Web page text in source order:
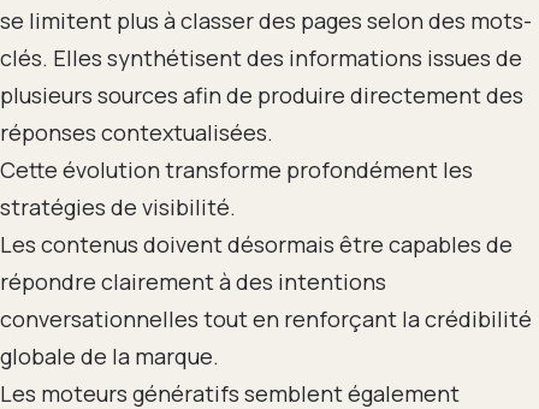
se limitent plus à classer des pages selon des mots-
clés. Elles synthétisent des informations issues de
plusieurs sources afin de produire directement des
réponses contextualisées.
Cette évolution transforme profondément les
stratégies de visibilité.
Les contenus doivent désormais être capables de
répondre clairement à des intentions
conversationnelles tout en renforçant la crédibilité
globale de la marque.
Les moteurs génératifs semblent également